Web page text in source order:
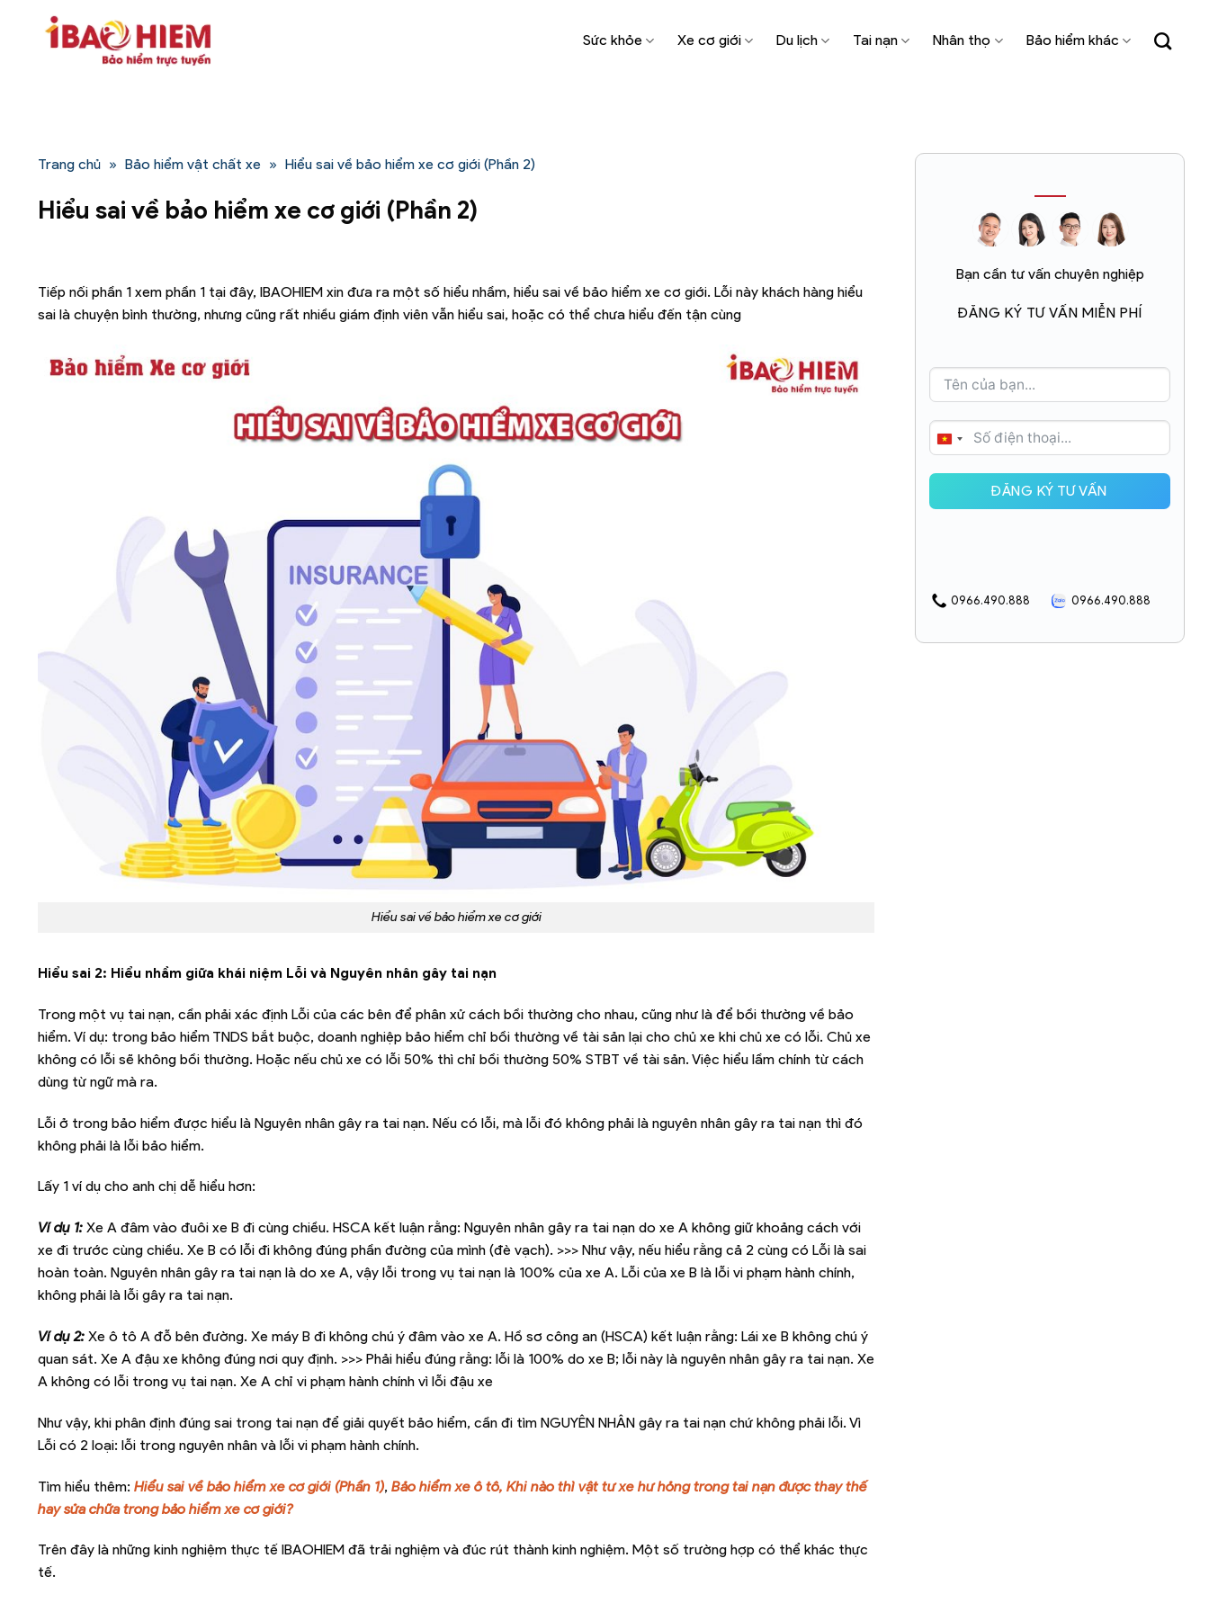
Sức khỏe Xe cơ giới Du lịch Tai nạn Nhân thọ Bảo hiểm khác
Trang chủ » Bảo hiểm vật chất xe » Hiểu sai về bảo hiểm xe cơ giới (Phần 2)
Hiểu sai về bảo hiểm xe cơ giới (Phần 2)
Tiếp nối phần 1 xem phần 1 tại đây, IBAOHIEM xin đưa ra một số hiểu nhầm, hiểu sai về bảo hiểm xe cơ giới. Lỗi này khách hàng hiểu
sai là chuyện bình thường, nhưng cũng rất nhiều giám định viên vẫn hiểu sai, hoặc có thể chưa hiểu đến tận cùng
Hiểu sai về bảo hiểm xe cơ giới
Hiểu sai 2: Hiểu nhầm giữa khái niệm Lỗi và Nguyên nhân gây tai nạn
Trong một vụ tai nạn, cần phải xác định Lỗi của các bên để phân xử cách bồi thường cho nhau, cũng như là để bồi thường về bảo
hiểm. Ví dụ: trong bảo hiểm TNDS bắt buộc, doanh nghiệp bảo hiểm chỉ bồi thường về tài sản lại cho chủ xe khi chủ xe có lỗi. Chủ xe
không có lỗi sẽ không bồi thường. Hoặc nếu chủ xe có lỗi 50% thì chỉ bồi thường 50% STBT về tài sản. Việc hiểu lầm chính từ cách
dùng từ ngữ mà ra.
Lỗi ở trong bảo hiểm được hiểu là Nguyên nhân gây ra tai nạn. Nếu có lỗi, mà lỗi đó không phải là nguyên nhân gây ra tai nạn thì đó
không phải là lỗi bảo hiểm.
Lấy 1 ví dụ cho anh chị dễ hiểu hơn:
Ví dụ 1: Xe A đâm vào đuôi xe B đi cùng chiều. HSCA kết luận rằng: Nguyên nhân gây ra tai nạn do xe A không giữ khoảng cách với
xe đi trước cùng chiều. Xe B có lỗi đi không đúng phần đường của mình (đè vạch). >>> Như vậy, nếu hiểu rằng cả 2 cùng có Lỗi là sai
hoàn toàn. Nguyên nhân gây ra tai nạn là do xe A, vậy lỗi trong vụ tai nạn là 100% của xe A. Lỗi của xe B là lỗi vi phạm hành chính,
không phải là lỗi gây ra tai nạn.
Ví dụ 2: Xe ô tô A đỗ bên đường. Xe máy B đi không chú ý đâm vào xe A. Hồ sơ công an (HSCA) kết luận rằng: Lái xe B không chú ý
quan sát. Xe A đậu xe không đúng nơi quy định. >>> Phải hiểu đúng rằng: lỗi là 100% do xe B; lỗi này là nguyên nhân gây ra tai nạn. Xe
A không có lỗi trong vụ tai nạn. Xe A chỉ vi phạm hành chính vì lỗi đậu xe
Như vậy, khi phân định đúng sai trong tai nạn để giải quyết bảo hiểm, cần đi tìm NGUYÊN NHÂN gây ra tai nạn chứ không phải lỗi. Vì
Lỗi có 2 loại: lỗi trong nguyên nhân và lỗi vi phạm hành chính.
Tìm hiểu thêm: Hiểu sai về bảo hiểm xe cơ giới (Phần 1), Bảo hiểm xe ô tô, Khi nào thì vật tư xe hư hỏng trong tai nạn được thay thế
hay sửa chữa trong bảo hiểm xe cơ giới?
Trên đây là những kinh nghiệm thực tế IBAOHIEM đã trải nghiệm và đúc rút thành kinh nghiệm. Một số trường hợp có thể khác thực
tế.
Bạn cần tư vấn chuyên nghiệp
ĐĂNG KÝ TƯ VẤN MIỄN PHÍ
VIETNAM
ĐĂNG KÝ TƯ VẤN
0966.490.888 0966.490.888